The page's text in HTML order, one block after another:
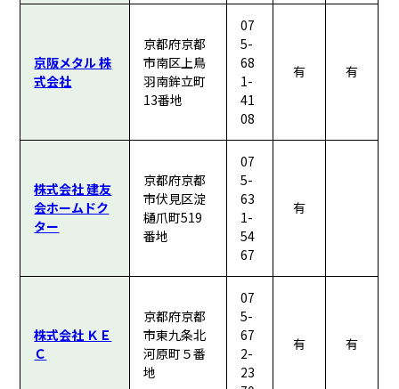
京阪メタル 株
式会社
京都府京都
市南区上鳥
羽南鉾立町
13番地
07
5-
68
1-
41
08
有 有
株式会社 建友
会ホームドク
ター
京都府京都
市伏見区淀
樋爪町519
番地
07
5-
63
1-
54
67
有
株式会社 ＫＥ
Ｃ
京都府京都
市東九条北
河原町５番
地
07
5-
67
2-
23
有 有